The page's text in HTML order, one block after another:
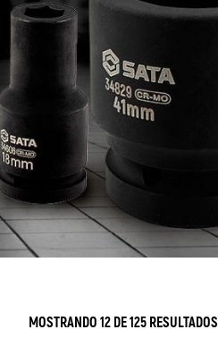
MOSTRANDO 12 DE 125 RESULTADOS